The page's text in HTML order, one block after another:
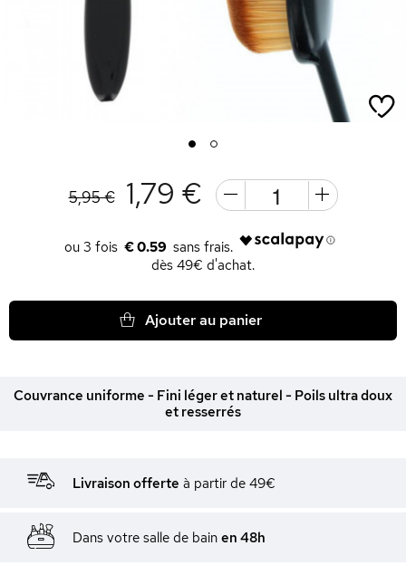
1 2
5,95 € 1,79 €
€ 0.59
dès 49€ d'achat.
Ajouter au panier
Couvrance uniforme - Fini léger et naturel - Poils ultra doux
et resserrés
Livraison offerte à partir de 49€
Dans votre salle de bain en 48h